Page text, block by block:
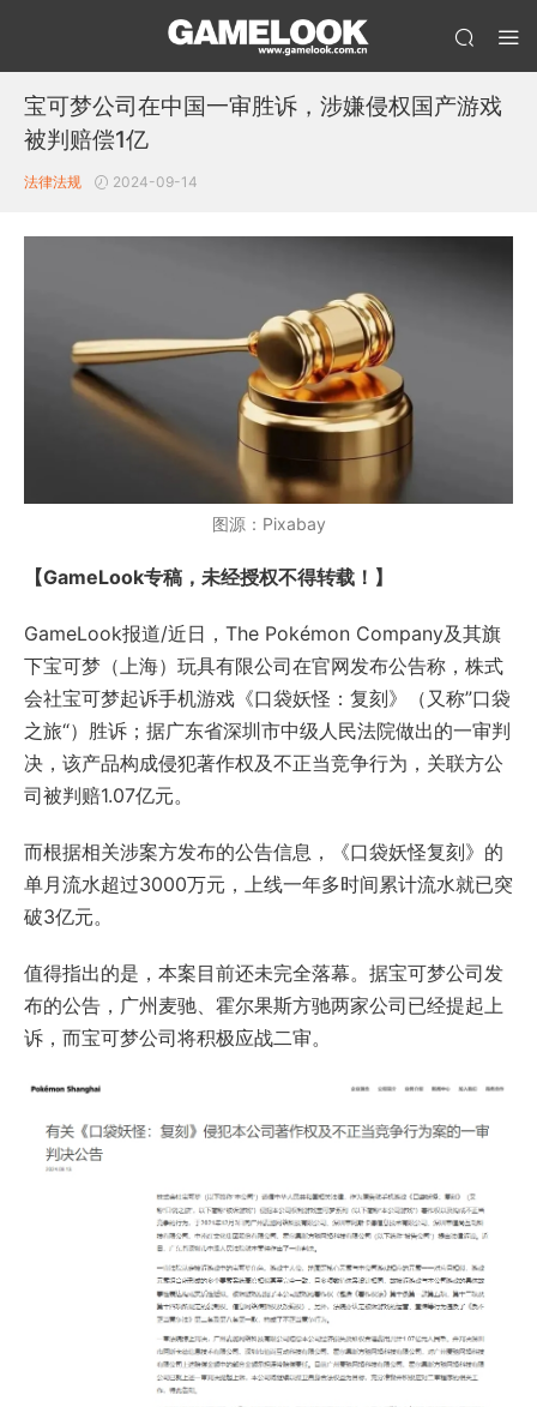
宝可梦公司在中国一审胜诉，涉嫌侵权国产游戏
被判赔偿1亿
法律法规 2024-09-14
图源：Pixabay
【GameLook专稿，未经授权不得转载！】
GameLook报道/近日，The Pokémon Company及其旗
下宝可梦（上海）玩具有限公司在官网发布公告称，株式
会社宝可梦起诉手机游戏《口袋妖怪：复刻》（又称”口袋
之旅“）胜诉；据广东省深圳市中级人民法院做出的一审判
决，该产品构成侵犯著作权及不正当竞争行为，关联方公
司被判赔1.07亿元。
而根据相关涉案方发布的公告信息，《口袋妖怪复刻》的
单月流水超过3000万元，上线一年多时间累计流水就已突
破3亿元。
值得指出的是，本案目前还未完全落幕。据宝可梦公司发
布的公告，广州麦驰、霍尔果斯方驰两家公司已经提起上
诉，而宝可梦公司将积极应战二审。